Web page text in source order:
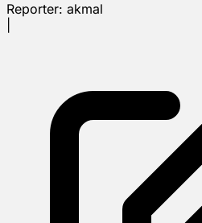
Reporter: akmal